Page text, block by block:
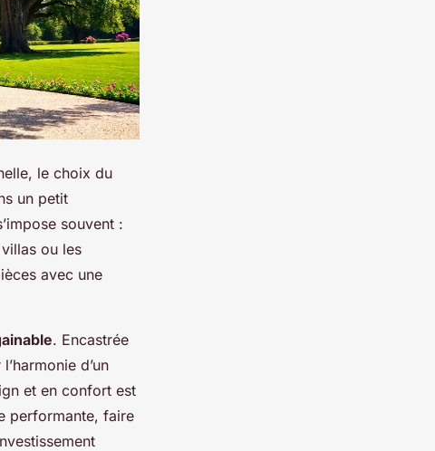
le choix du
un petit
souvent :
ou les
avec une
. Encastrée
d’un
et en confort est
performante, faire